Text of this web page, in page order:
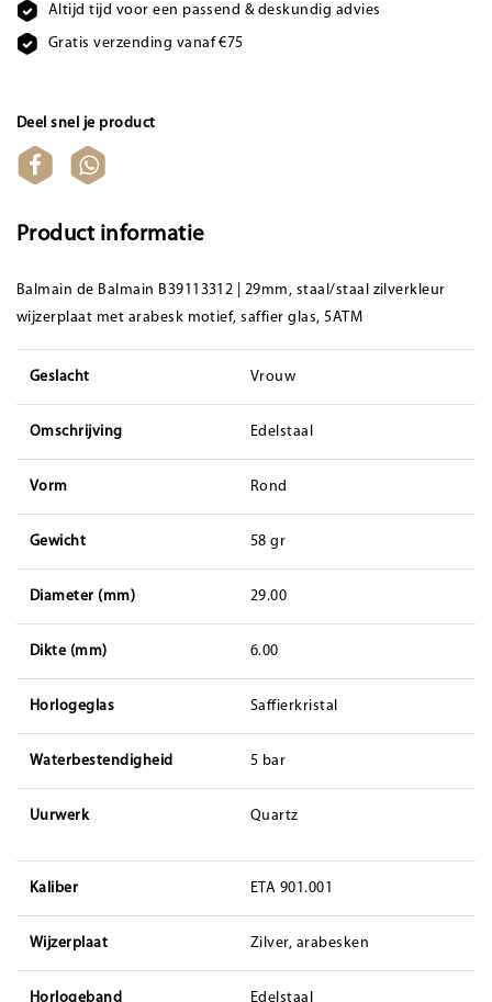
Altijd tijd voor een passend & deskundig advies
Gratis verzending vanaf €75
Deel snel je product
Product informatie
Balmain de Balmain B39113312 | 29mm, staal/staal zilverkleur
wijzerplaat met arabesk motief, saffier glas, 5ATM
Geslacht Vrouw
Omschrijving Edelstaal
Vorm Rond
Gewicht 58 gr
Diameter (mm) 29.00
Dikte (mm) 6.00
Horlogeglas Saffierkristal
Waterbestendigheid 5 bar
Uurwerk Quartz
Kaliber ETA 901.001
Wijzerplaat Zilver, arabesken
Horlogeband Edelstaal